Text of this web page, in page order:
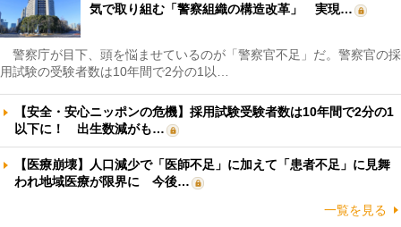
気で取り組む「警察組織の構造改革」 実現…
警察庁が目下、頭を悩ませているのが「警察官不足」だ。警察官の採
用試験の受験者数は10年間で2分の1以…
【安全・安心ニッポンの危機】採用試験受験者数は10年間で2分の1
以下に！ 出生数減がも…
【医療崩壊】人口減少で「医師不足」に加えて「患者不足」に見舞
われ地域医療が限界に 今後…
一覧を見る